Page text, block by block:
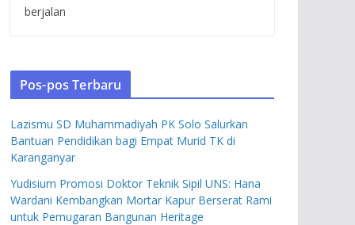
berjalan
Pos-pos Terbaru
Lazismu SD Muhammadiyah PK Solo Salurkan
Bantuan Pendidikan bagi Empat Murid TK di
Karanganyar
Yudisium Promosi Doktor Teknik Sipil UNS: Hana
Wardani Kembangkan Mortar Kapur Berserat Rami
untuk Pemugaran Bangunan Heritage